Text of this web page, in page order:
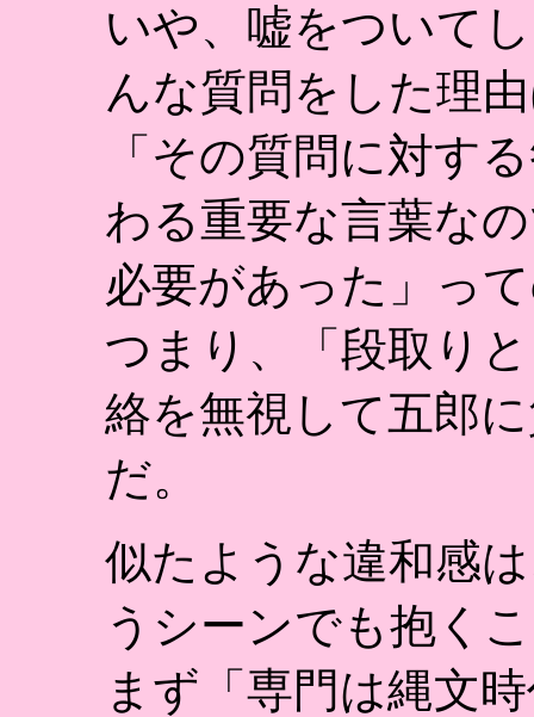
いや、嘘をついて
んな質問をした理
「その質問に対す
わる重要な言葉な
必要があった」っ
つまり、「段取り
絡を無視して五郎
だ。
似たような違和感
うシーンでも抱く
まず「専門は縄文